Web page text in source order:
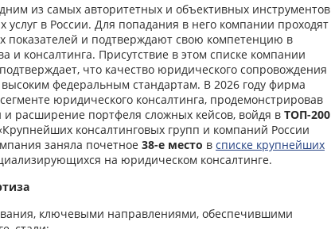
из самых авторитетных и объективных инструментов
в России. Для попадания в него компании проходят
показателей и подтверждают свою компетенцию в
и консалтинга. Присутствие в этом списке компании
что качество юридического сопровождения
высоким федеральным стандартам. В 2026 году фирма
юридического консалтинга, продемонстрировав
расширение портфеля сложных кейсов, войдя в ТОП-200
консалтинговых групп и компаний России
заняла почетное 38-е место в списке крупнейших
на юридическом консалтинге.
ключевыми направлениями, обеспечившими